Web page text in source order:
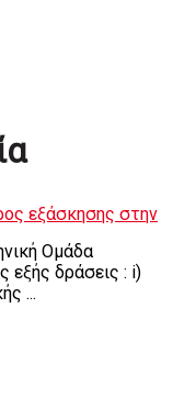
εξάσκησης στην
Ομάδα
εξής δράσεις : i)
...